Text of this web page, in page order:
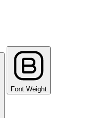
Font Weight